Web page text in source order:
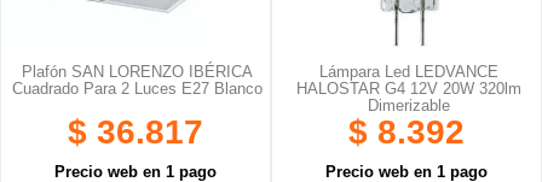
Plafón SAN LORENZO IBÉRICA
Cuadrado Para 2 Luces E27 Blanco
$ 36.817
Precio web en 1 pago
Lámpara Led LEDVANCE
HALOSTAR G4 12V 20W 320lm
Dimerizable
$ 8.392
Precio web en 1 pago